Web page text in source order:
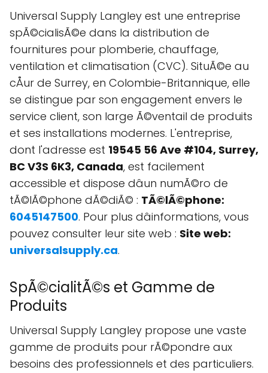
Universal Supply Langley est une entreprise
spÃ©cialisÃ©e dans la distribution de
fournitures pour plomberie, chauffage,
ventilation et climatisation (CVC). SituÃ©e au
cÅur de Surrey, en Colombie-Britannique, elle
se distingue par son engagement envers le
service client, son large Ã©ventail de produits
et ses installations modernes. L'entreprise,
dont l'adresse est 19545 56 Ave #104, Surrey,
BC V3S 6K3, Canada, est facilement
accessible et dispose dâun numÃ©ro de
tÃ©lÃ©phone dÃ©diÃ© : TÃ©lÃ©phone:
6045147500. Pour plus dâinformations, vous
pouvez consulter leur site web : Site web:
universalsupply.ca.
SpÃ©cialitÃ©s et Gamme de
Produits
Universal Supply Langley propose une vaste
gamme de produits pour rÃ©pondre aux
besoins des professionnels et des particuliers.